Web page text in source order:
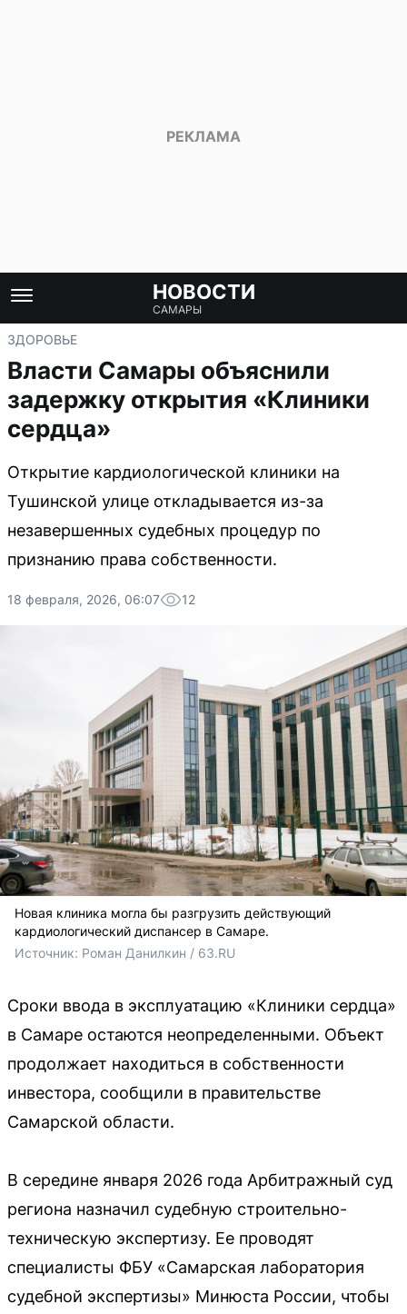
НОВОСТИ
САМАРЫ
ЗДОРОВЬЕ
Власти Самары объяснили
задержку открытия «Клиники
сердца»
Открытие кардиологической клиники на
Тушинской улице откладывается из-за
незавершенных судебных процедур по
признанию права собственности.
18 февраля, 2026, 06:07 12
Новая клиника могла бы разгрузить действующий
кардиологический диспансер в Самаре.
Источник: Роман Данилкин / 63.RU
Сроки ввода в эксплуатацию «Клиники сердца»
в Самаре остаются неопределенными. Объект
продолжает находиться в собственности
инвестора, сообщили в правительстве
Самарской области.
В середине января 2026 года Арбитражный суд
региона назначил судебную строительно-
техническую экспертизу. Ее проводят
специалисты ФБУ «Самарская лаборатория
судебной экспертизы» Минюста России, чтобы